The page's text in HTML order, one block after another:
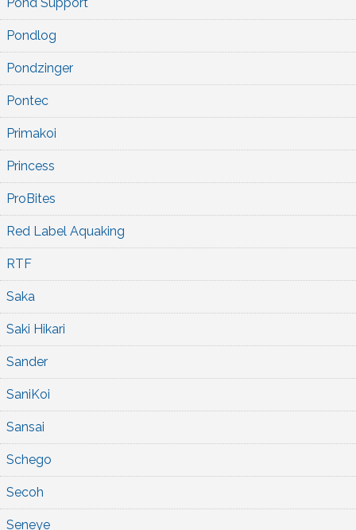
Pondlog
Pondzinger
Pontec
Primakoi
Princess
ProBites
Red Label Aquaking
RTF
Saka
Saki Hikari
Sander
SaniKoi
Sansai
Schego
Secoh
Seneye